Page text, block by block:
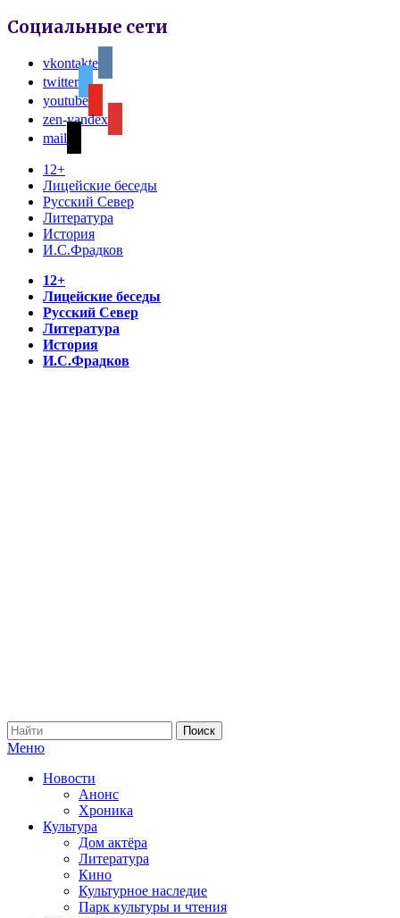
Социальные сети
vkontakte
twitter
youtube
zen-yandex
mail
12+
Лицейские беседы
Русский Север
Литература
История
И.С.Фрадков
12+
Лицейские беседы
Русский Север
Литература
История
И.С.Фрадков
Меню
Новости
Анонс
Хроника
Культура
Дом актёра
Литература
Кино
Культурное наследие
Парк культуры и чтения